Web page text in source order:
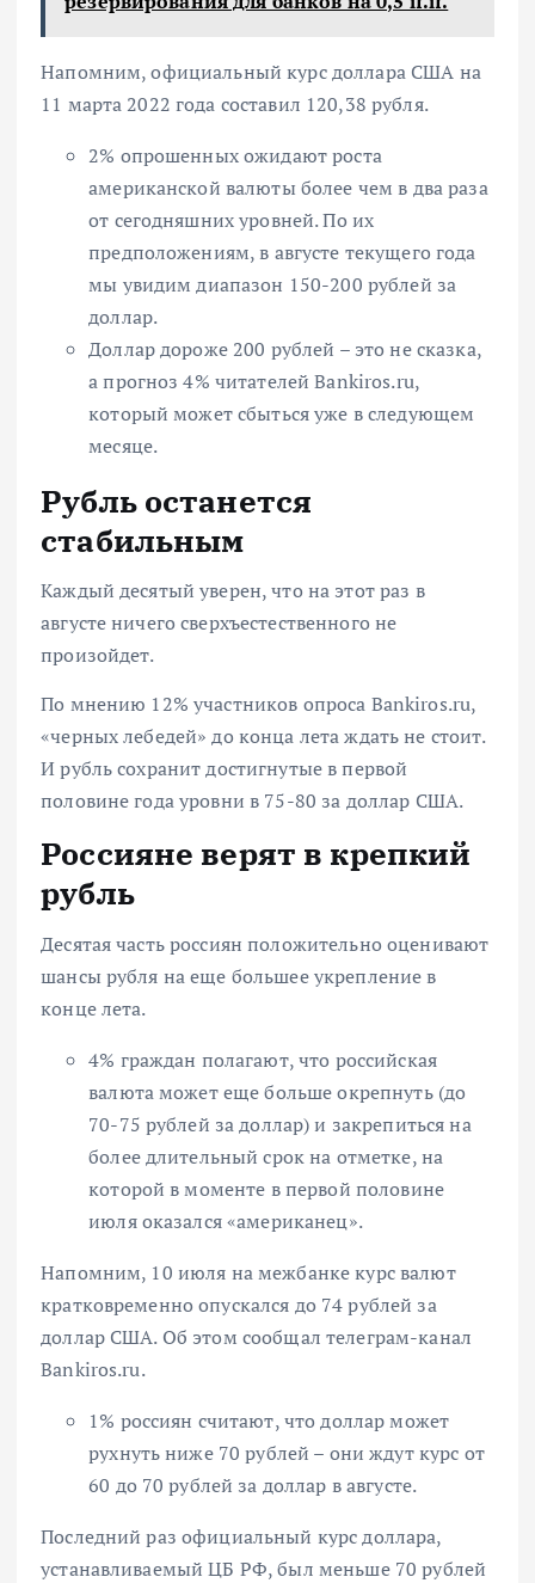
Напомним, официальный курс доллара США на
11 марта 2022 года составил 120,38 рубля.
2% опрошенных ожидают роста
американской валюты более чем в два раза
от сегодняшних уровней. По их
предположениям, в августе текущего года
мы увидим диапазон 150-200 рублей за
доллар.
Доллар дороже 200 рублей – это не сказка,
а прогноз 4% читателей Bankiros.ru,
который может сбыться уже в следующем
месяце.
Рубль останется
стабильным
Каждый десятый уверен, что на этот раз в
августе ничего сверхъестественного не
произойдет.
По мнению 12% участников опроса Bankiros.ru,
«черных лебедей» до конца лета ждать не стоит.
И рубль сохранит достигнутые в первой
половине года уровни в 75-80 за доллар США.
Россияне верят в крепкий
рубль
Десятая часть россиян положительно оценивают
шансы рубля на еще большее укрепление в
конце лета.
4% граждан полагают, что российская
валюта может еще больше окрепнуть (до
70-75 рублей за доллар) и закрепиться на
более длительный срок на отметке, на
которой в моменте в первой половине
июля оказался «американец».
Напомним, 10 июля на межбанке курс валют
кратковременно опускался до 74 рублей за
доллар США. Об этом сообщал телеграм-канал
Bankiros.ru.
1% россиян считают, что доллар может
рухнуть ниже 70 рублей – они ждуткурс от
60 до 70 рублей за доллар в августе.
Последний раз официальный курс доллара,
устанавливаемый ЦБ РФ, был меньше 70 рублей